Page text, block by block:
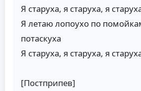
Я старуха, я старуха, я
Я летаю лопоухо по
потаскуха
Я старуха, я старуха, я
[Постприпев]